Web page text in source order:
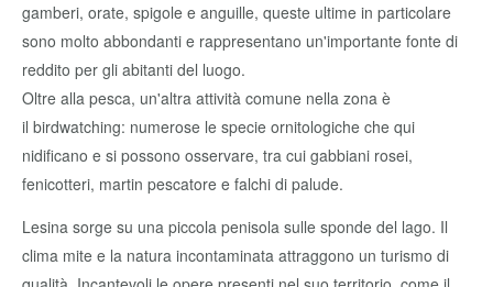
gamberi, orate, spigole e anguille, queste ultime in particolare
sono molto abbondanti e rappresentano un'importante fonte di
reddito per gli abitanti del luogo.
Oltre alla pesca, un'altra attività comune nella zona è
il birdwatching: numerose le specie ornitologiche che qui
nidificano e si possono osservare, tra cui gabbiani rosei,
fenicotteri, martin pescatore e falchi di palude.
Lesina sorge su una piccola penisola sulle sponde del lago. Il
clima mite e la natura incontaminata attraggono un turismo di